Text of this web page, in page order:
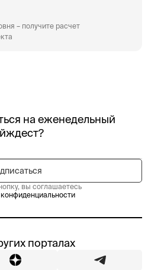
– получите расчет
на еженедельный
вы соглашаетесь
порталах